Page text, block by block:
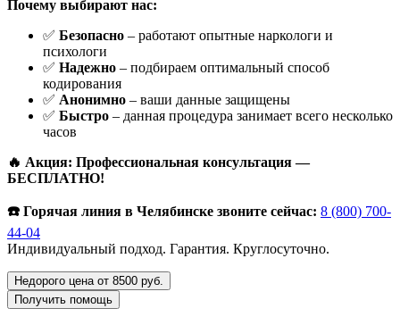
Почему выбирают нас:
✅ Безопасно – работают опытные наркологи и
психологи
✅ Надежно – подбираем оптимальный способ
кодирования
✅ Анонимно – ваши данные защищены
✅ Быстро – данная процедура занимает всего несколько
часов
🔥 Акция: Профессиональная консультация —
БЕСПЛАТНО!
☎️ Горячая линия в Челябинске звоните сейчас: 8 (800) 700-
44-04
Индивидуальный подход. Гарантия. Круглосуточно.
Недорого цена от 8500 руб.
Получить помощь